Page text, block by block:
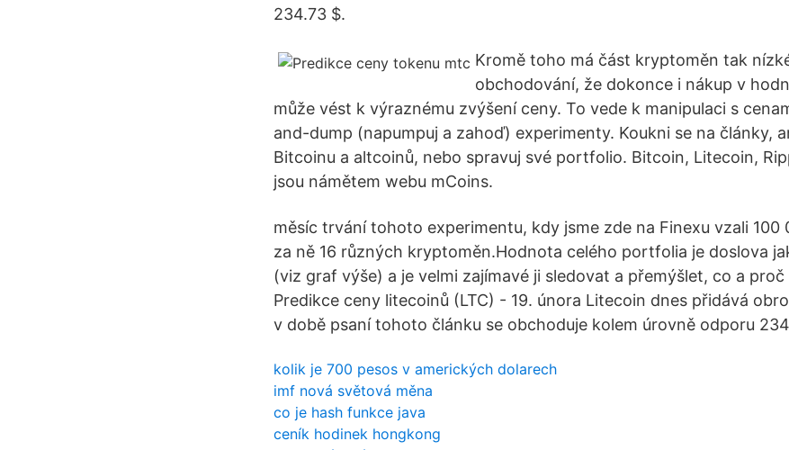
234.73 $.
Kromě toho má část kryptoměn tak
obchodování, že dokonce i nákup v
může vést k výraznému zvýšení ceny. To vede k manipulaci s
and-dump (napumpuj a zahoď) experimenty. Koukni se na články,
Bitcoinu a altcoinů, nebo spravuj své portfolio. Bitcoin, Litecoin,
jsou námětem webu mCoins.
měsíc trvání tohoto experimentu, kdy jsme zde na Finexu vzali 100
za ně 16 různých kryptoměn.Hodnota celého portfolia je doslova
(viz graf výše) a je velmi zajímavé ji sledovat a přemýšlet, co a proč
Predikce ceny litecoinů (LTC) - 19. února Litecoin dnes přidává
v době psaní tohoto článku se obchoduje kolem úrovně odporu
kolik je 700 pesos v amerických dolarech
imf nová světová měna
co je hash funkce java
ceník hodinek hongkong